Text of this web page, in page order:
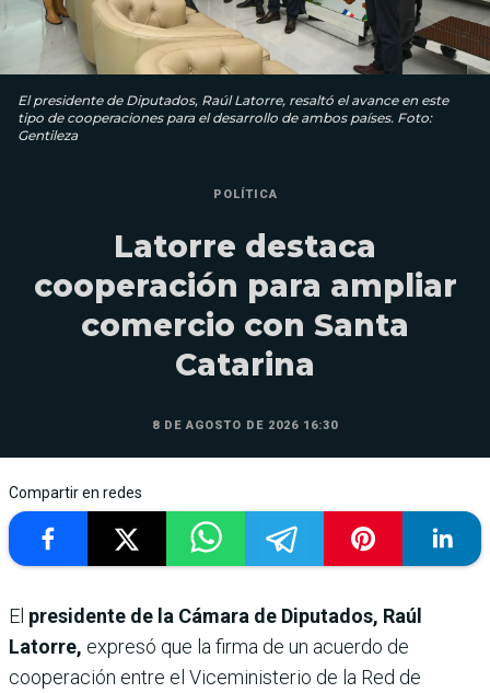
El presidente de Diputados, Raúl Latorre, resaltó el avance en este
tipo de cooperaciones para el desarrollo de ambos países. Foto:
Gentileza
POLÍTICA
Latorre destaca
cooperación para ampliar
comercio con Santa
Catarina
8 DE AGOSTO DE 2026 16:30
Compartir en redes
El presidente de la Cámara de Diputados, Raúl
Latorre, expresó que la firma de un acuerdo de
cooperación entre el Viceministerio de la Red de